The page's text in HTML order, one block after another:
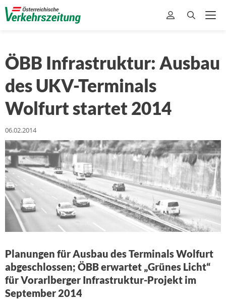
ÖBB Infrastruktur: Ausbau
des UKV-Terminals
Wolfurt startet 2014
06.02.2014
Planungen für Ausbau des Terminals Wolfurt
abgeschlossen; ÖBB erwartet „Grünes Licht“
für Vorarlberger Infrastruktur-Projekt im
September 2014